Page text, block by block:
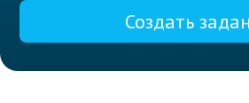
Создать